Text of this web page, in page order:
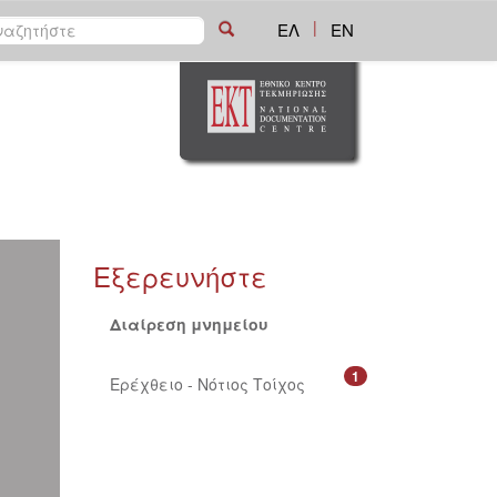
ΕΛ | EN
Εξερευνήστε
Διαίρεση μνημείου
1
Ερέχθειο - Νότιος Τοίχος